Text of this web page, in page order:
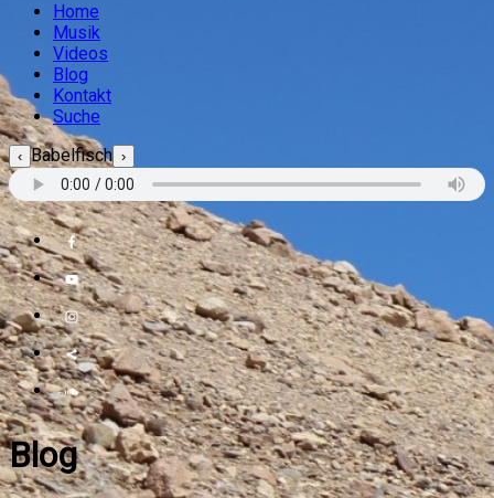
Home
Musik
Videos
Blog
Kontakt
Suche
‹ Babelfisch ›
Blog